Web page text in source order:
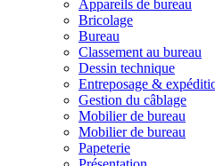
Appareils de bureau
Bricolage
Bureau
Classement au bureau
Dessin technique
Entreposage &
Gestion du câblage
Mobilier de bureau
Mobilier de bureau
Papeterie